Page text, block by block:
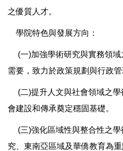
之優質人才。
學院特色與發展方向：
(一)加強學術研究與實務領域
需要，致力於政策規劃與行政管
(二)提升人文與社會領域之學
會建設和傳承奠定穩固基礎。
(三)強化區域性與整合性之學
究、東南亞區域及華僑教育為重